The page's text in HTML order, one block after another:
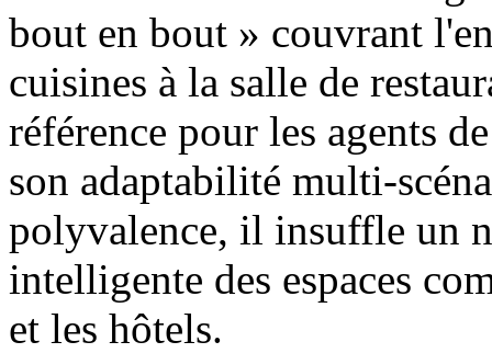
bout en bout » couvrant
cuisines à la salle de
référence pour les agents
son adaptabilité multi-
polyvalence, il insuffle un
intelligente des espaces
et les hôtels.